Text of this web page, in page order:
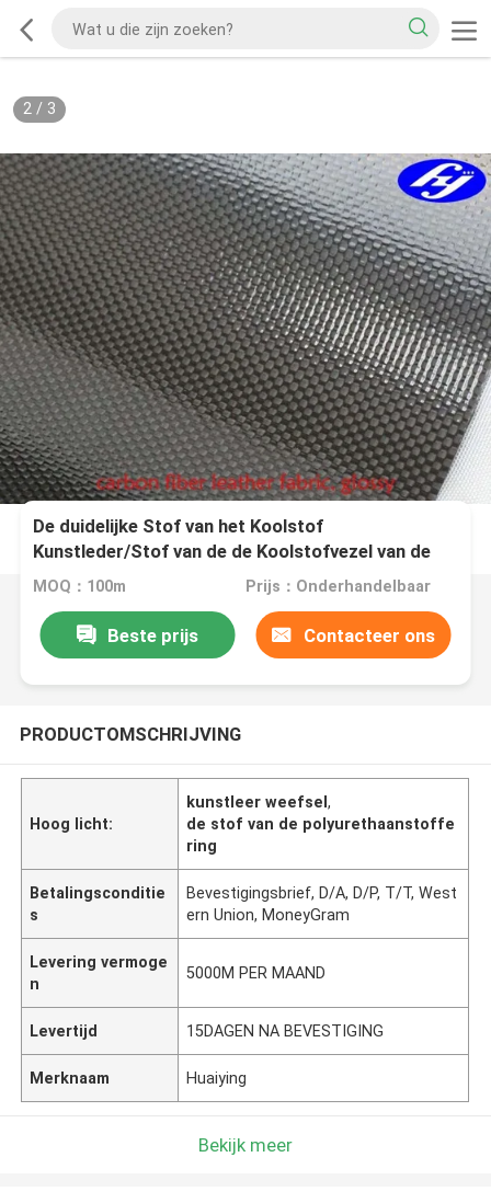
2/ 3
De duidelijke Stof van het Koolstof
Kunstleder/Stof van de de Koolstofvezel van de
Corrosieweerstand de Zwarte
MOQ：100m Prijs：Onderhandelbaar
Beste prijs Contacteer ons
PRODUCTOMSCHRIJVING
Hoog licht:
kunstleer weefsel,
de stof van de polyurethaanstoffe
ring
Betalingsconditie
s
Bevestigingsbrief, D/A, D/P, T/T, West
ern Union, MoneyGram
Levering vermoge
n
5000M PER MAAND
Levertijd 15DAGEN NA BEVESTIGING
Merknaam Huaiying
Bekijk meer